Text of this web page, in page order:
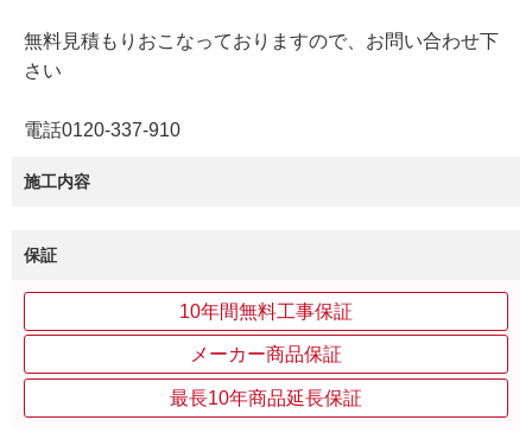
無料見積もりおこなっておりますので、お問い合わせ下
さい
電話0120-337-910
施工内容
保証
10年間無料工事保証
メーカー商品保証
最長10年商品延長保証